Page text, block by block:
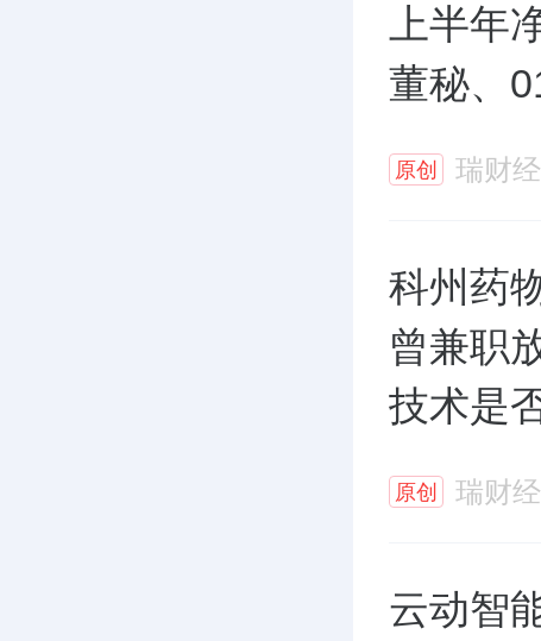
上半年
董秘、
原创 瑞财经
科州药
曾兼职
技术是
原创 瑞财经
云动智